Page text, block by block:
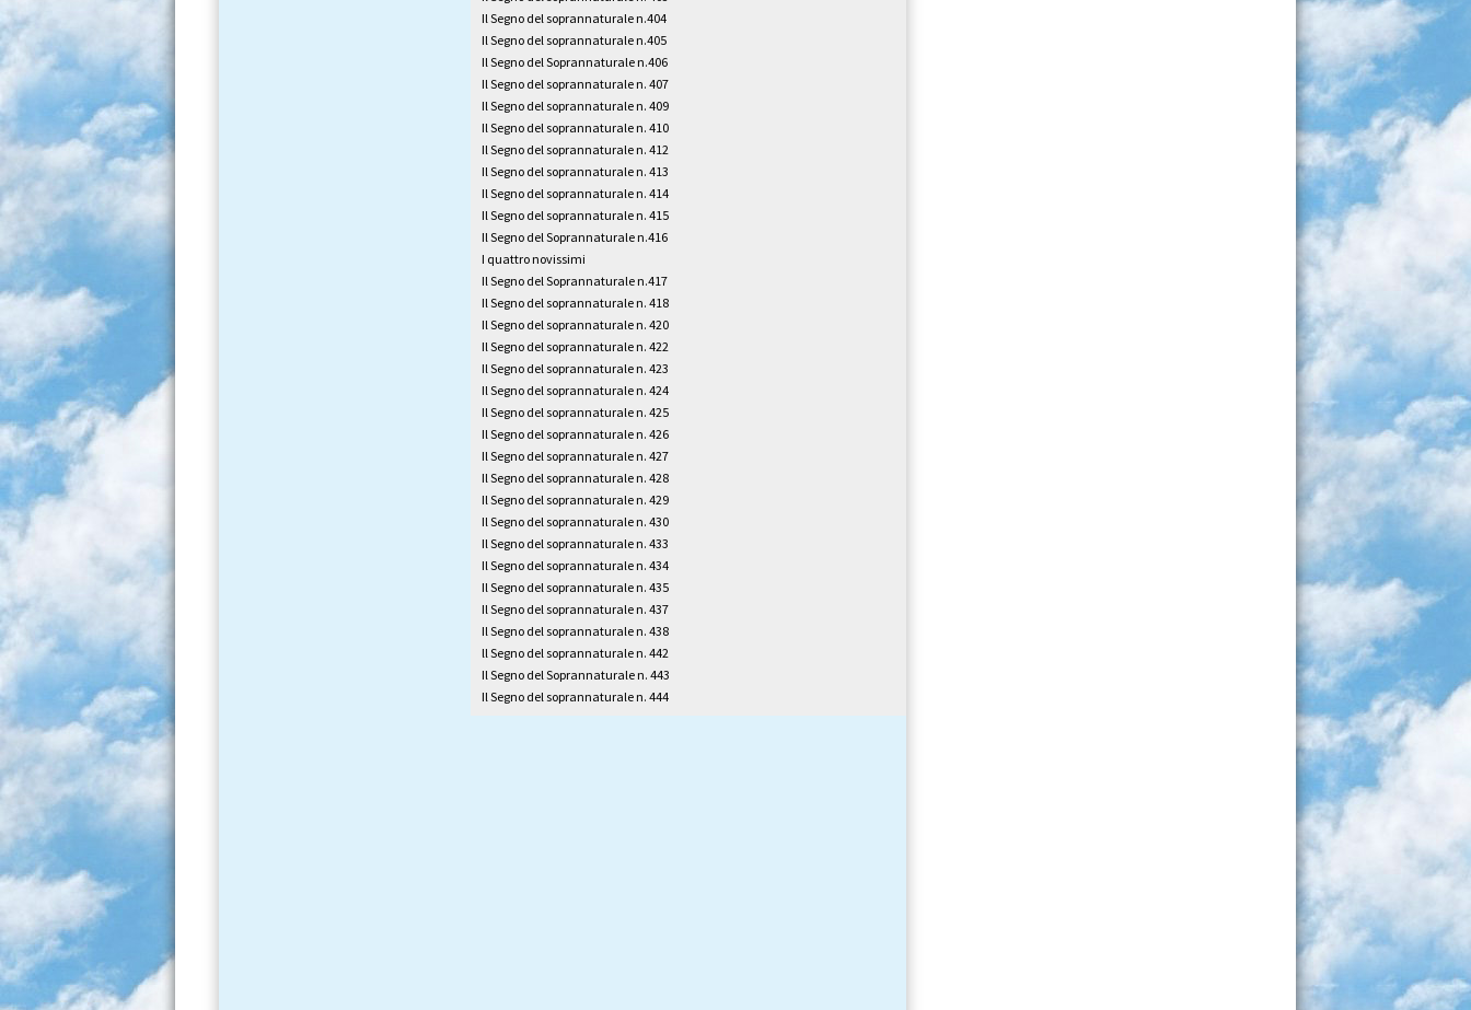
Il Segno del soprannaturale n.404
Il Segno del soprannaturale n.405
Il Segno del Soprannaturale n.406
Il Segno del soprannaturale n. 407
Il Segno del soprannaturale n. 409
Il Segno del soprannaturale n. 410
Il Segno del soprannaturale n. 412
Il Segno del soprannaturale n. 413
Il Segno del soprannaturale n. 414
Il Segno del soprannaturale n. 415
Il Segno del Soprannaturale n.416
I quattro novissimi
Il Segno del Soprannaturale n.417
Il Segno del soprannaturale n. 418
Il Segno del soprannaturale n. 420
Il Segno del soprannaturale n. 422
Il Segno del soprannaturale n. 423
Il Segno del soprannaturale n. 424
Il Segno del soprannaturale n. 425
Il Segno del soprannaturale n. 426
Il Segno del soprannaturale n. 427
Il Segno del soprannaturale n. 428
Il Segno del soprannaturale n. 429
Il Segno del soprannaturale n. 430
Il Segno del soprannaturale n. 433
Il Segno del soprannaturale n. 434
Il Segno del soprannaturale n. 435
Il Segno del soprannaturale n. 437
Il Segno del soprannaturale n. 438
ll Segno del soprannaturale n. 442
Il Segno del Soprannaturale n. 443
Il Segno del soprannaturale n. 444